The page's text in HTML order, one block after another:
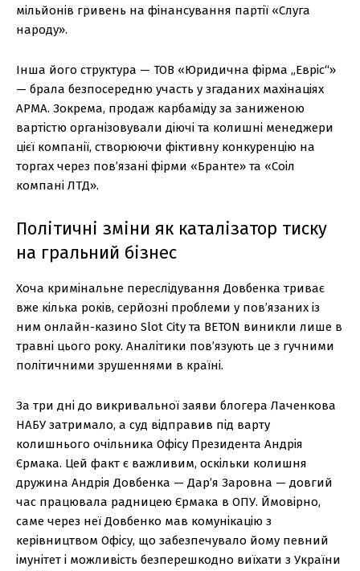
мільйонів гривень на фінансування партії «Слуга
народу».
Інша його структура — ТОВ «Юридична фірма „Евріс“»
— брала безпосередню участь у згаданих махінаціях
АРМА. Зокрема, продаж карбаміду за заниженою
вартістю організовували діючі та колишні менеджери
цієї компанії, створюючи фіктивну конкуренцію на
торгах через пов’язані фірми «Бранте» та «Соіл
компані ЛТД».
Політичні зміни як каталізатор тиску
на гральний бізнес
Хоча кримінальне переслідування Довбенка триває
вже кілька років, серйозні проблеми у пов’язаних із
ним онлайн-казино Slot City та BETON виникли лише в
травні цього року. Аналітики пов’язують це з гучними
політичними зрушеннями в країні.
За три дні до викривальної заяви блогера Лаченкова
НАБУ затримало, а суд відправив під варту
колишнього очільника Офісу Президента Андрія
Єрмака. Цей факт є важливим, оскільки колишня
дружина Андрія Довбенка — Дар’я Заровна — довгий
час працювала радницею Єрмака в ОПУ. Ймовірно,
саме через неї Довбенко мав комунікацію з
керівництвом Офісу, що забезпечувало йому певний
імунітет і можливість безперешкодно виїхати з України